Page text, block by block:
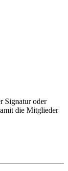
Signatur oder
die Mitglieder